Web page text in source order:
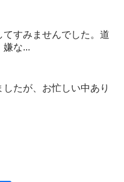
すみませんでした。道
嫌な...
たが、お忙しい中あり